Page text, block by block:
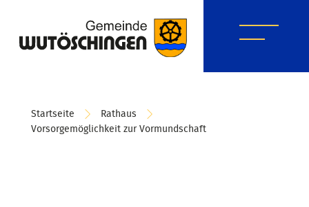
Startseite
Rathaus
Vorsorgemöglichkeit zur Vormundschaft